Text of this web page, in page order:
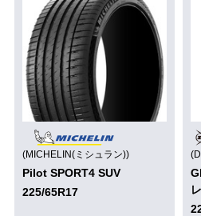
(MICHELIN(ミシュラン))
Pilot SPORT4 SUV
225/65R17